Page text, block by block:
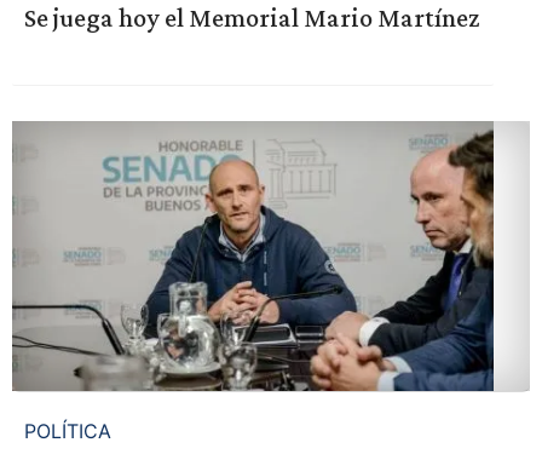
Se juega hoy el Memorial Mario Martínez
POLÍTICA